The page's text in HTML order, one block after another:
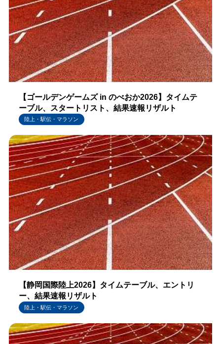
【ゴールデンゲームズ in のべおか2026】タイムテ
ーブル、スタートリスト、結果速報リザルト
陸上・駅伝・マラソン
【静岡国際陸上2026】タイムテーブル、エントリ
ー、結果速報リザルト
陸上・駅伝・マラソン